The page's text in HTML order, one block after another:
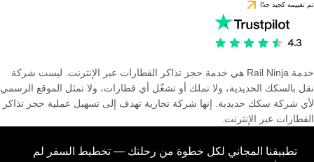
تم تقييمه كجيد جدًا
خدمة Rail Ninja هي خدمة حجز تذاكر القطارات عبر الإنترنت. ليست شركة
نقل بالسكك الحديدية، ولا تملك أو تشغّل أي قطارات، ولا تمثل الموقع الرسمي
لأي شركة سكك حديدية. إنها شركة تجارية تهدف إلى تسهيل عملية حجز تذاكر
القطارات عبر الإنترنت.
تطبيقنا المجاني لكل خطوة من رحلتك — تخطيط السفر لم